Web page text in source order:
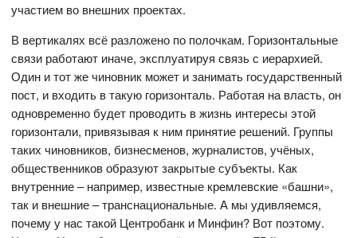
участием во внешних проектах.
В вертикалях всё разложено по полочкам. Горизонтальные
связи работают иначе, эксплуатируя связь с иерархией.
Один и тот же чиновник может и занимать государственный
пост, и входить в такую горизонталь. Работая на власть, он
одновременно будет проводить в жизнь интересы этой
горизонтали, привязывая к ним принятие решений. Группы
таких чиновников, бизнесменов, журналистов, учёных,
общественников образуют закрытые субъекты. Как
внутренние – например, известные кремлевские «башни»,
так и внешние – транснациональные. А мы удивляемся,
почему у нас такой Центробанк и Минфин? Вот поэтому.